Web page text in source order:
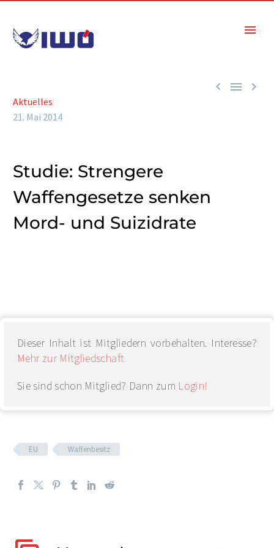
  
Aktuelles
21. Mai 2014
Studie: Strengere
Waffengesetze senken
Mord- und Suizidrate
Dieser Inhalt ist Mitgliedern vorbehalten. Interesse?
Mehr zur Mitgliedschaft
Sie sind schon Mitglied? Dann zum Login!
EU Waffenbesitz